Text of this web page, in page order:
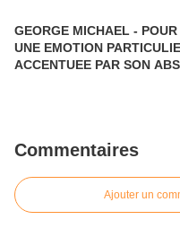
GEORGE MICHAEL -
UNE EMOTION
ACCENTUEE PAR SON
Commentaires
Ajouter un